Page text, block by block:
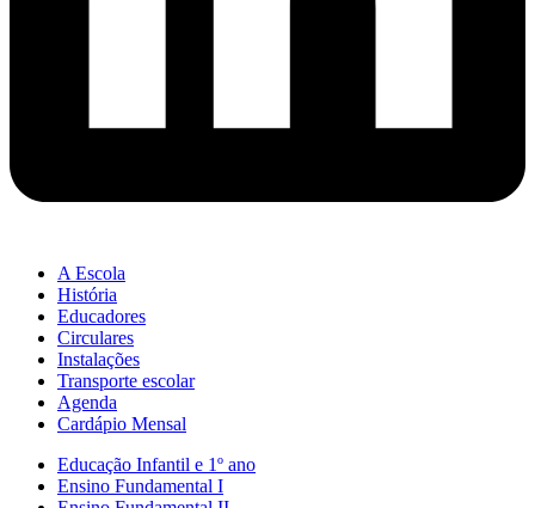
A Escola
História
Educadores
Circulares
Instalações
Transporte escolar
Agenda
Cardápio Mensal
Educação Infantil e 1º ano
Ensino Fundamental I